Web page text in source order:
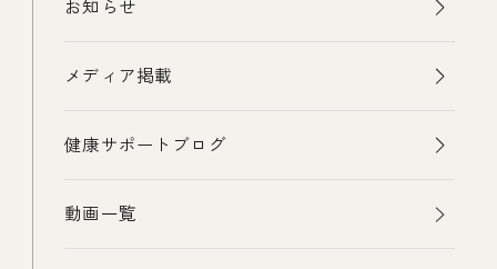
お知らせ
メディア掲載
健康サポートブログ
動画一覧